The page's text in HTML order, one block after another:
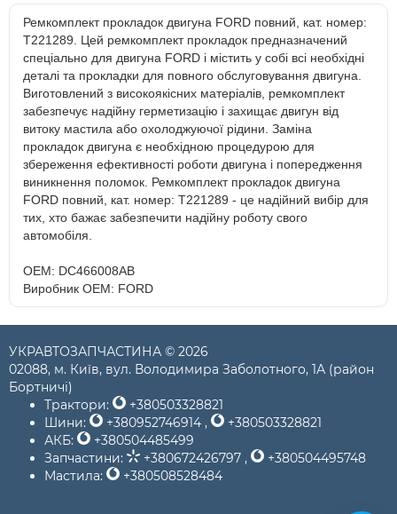
Ремкомплект прокладок двигуна FORD повний, кат. номер:
T221289. Цей ремкомплект прокладок предназначений
спеціально для двигуна FORD і містить у собі всі необхідні
деталі та прокладки для повного обслуговування двигуна.
Виготовлений з високоякісних матеріалів, ремкомплект
забезпечує надійну герметизацію і захищає двигун від
витоку мастила або охолоджуючої рідини. Заміна
прокладок двигуна є необхідною процедурою для
збереження ефективності роботи двигуна і попередження
виникнення поломок. Ремкомплект прокладок двигуна
FORD повний, кат. номер: T221289 - це надійний вибір для
тих, хто бажає забезпечити надійну роботу свого
автомобіля.
OEM: DC466008AB
Виробник OEM: FORD
УКРАВТОЗАПЧАСТИНА © 2026
02088, м. Київ, вул. Володимира Заболотного, 1А (район
Бортничі)
Трактори:
+380503328821
Шини:
+380952746914 ,
+380503328821
АКБ:
+380504485499
Запчастини:
+380672426797 ,
+380504495748
Мастила:
+380508528484